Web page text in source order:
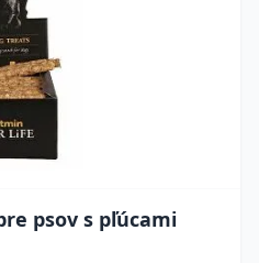
psov s pľúcami